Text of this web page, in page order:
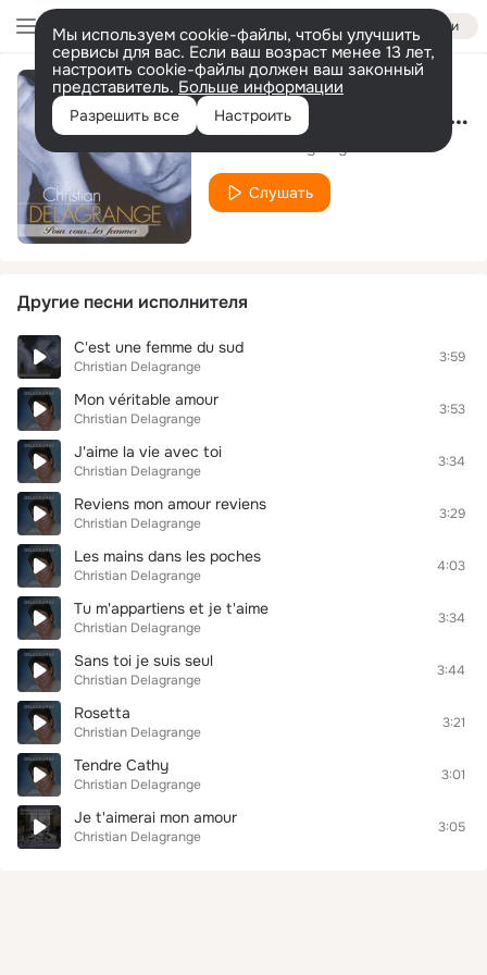
Войти
Мы используем cookie-файлы, чтобы улучшить
сервисы для вас. Если ваш возраст менее 13 лет,
настроить cookie-файлы должен ваш законный
представитель. Больше информации
Разрешить все Настроить Vous les femmes (pauvres diables)
Слушать
Другие песни исполнителя
C'est une femme du sud
Christian Delagrange
3:59
Mon véritable amour
Christian Delagrange
3:53
J'aime la vie avec toi
Christian Delagrange
3:34
Reviens mon amour reviens
Christian Delagrange
3:29
Les mains dans les poches
Christian Delagrange
4:03
Tu m'appartiens et je t'aime
Christian Delagrange
3:34
Sans toi je suis seul
Christian Delagrange
3:44
Rosetta
Christian Delagrange
3:21
Tendre Cathy
Christian Delagrange
3:01
Je t'aimerai mon amour
Christian Delagrange
3:05